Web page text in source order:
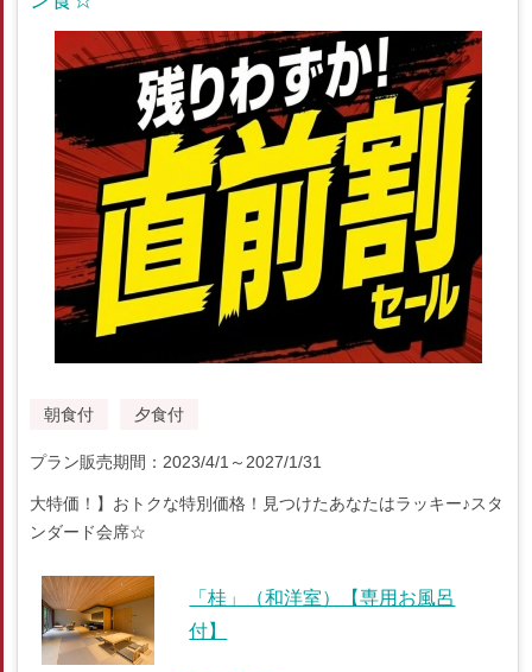
朝食付 夕食付
プラン販売期間：2023/4/1～2027/1/31
大特価！】おトクな特別価格！見つけたあなたはラッキー♪スタ
ンダード会席☆
「桂」（和洋室）【専用お風呂
付】